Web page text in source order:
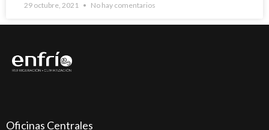
29 octubre, 2021 No hay comentarios
Oficinas Centrales